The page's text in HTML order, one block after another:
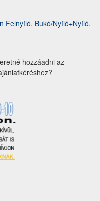
Felnyíló, Bukó/Nyíló+Nyíló,
hozzáadni az